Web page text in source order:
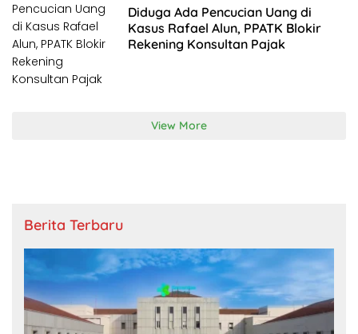
Diduga Ada Pencucian Uang di
Kasus Rafael Alun, PPATK Blokir
Rekening Konsultan Pajak
View More
Berita Terbaru